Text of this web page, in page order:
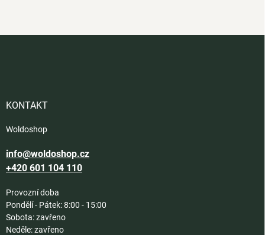
KONTAKT
Woldoshop
info@woldoshop.cz
+420 601 104 110
Provozní doba
Pondělí - Pátek: 8:00 - 15:00
Sobota: zavřeno
Neděle: zavřeno